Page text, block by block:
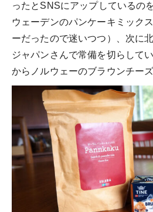
ったとSNSにアップしているの
ウェーデンのパンケーキミック
ーだったので迷いつつ）、次に
ジャパンさんで常備を切らして
からノルウェーのブラウンチー